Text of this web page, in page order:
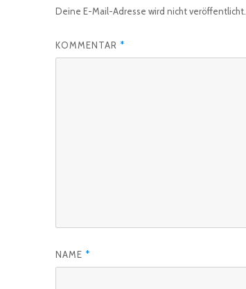
Deine E-Mail-Adresse wird nicht veröffentlicht.
KOMMENTAR *
NAME *